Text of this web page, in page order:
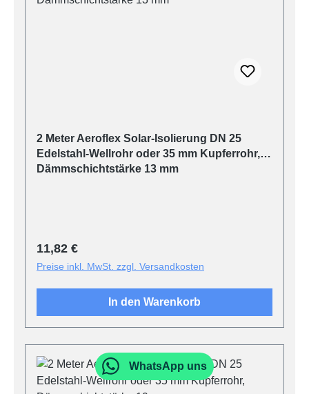
2 Meter Aeroflex Solar-Isolierung DN 25
Edelstahl-Wellrohr oder 35 mm Kupferrohr,
Dämmschichtstärke 13 mm
Regulärer Preis:
11,82 €
Preise inkl. MwSt. zzgl. Versandkosten
In den Warenkorb
WhatsApp uns